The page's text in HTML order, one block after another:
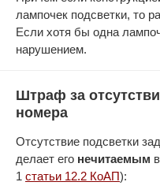
лампочек подсветки, то
Если хотя бы одна
нарушением.
Штраф за
номера
Отсутствие подсветки
делает его нечитаемым
1 статьи 12.2 КоАП):